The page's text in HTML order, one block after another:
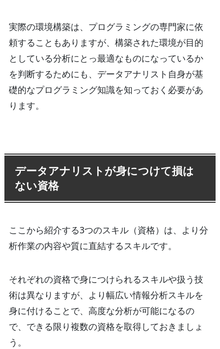
実際の環境構築は、プログラミングの専門家に依
頼することもありますが、構築された環境が目的
としている分析にとっ最適なものになっているか
を判断するためにも、データアナリスト自身が基
礎的なプログラミング知識を知っておく必要があ
ります。
データアナリストが身につけて損は
ない資格
ここから紹介する3つのスキル（資格）は、より分
析作業の内容や質に直結するスキルです。
それぞれの資格で身につけられるスキルや扱う技
術は異なりますが、より幅広い情報分析スキルを
身に付けることで、高度な分析が可能になるの
で、できる限り複数の資格を取得しておきましょ
う。